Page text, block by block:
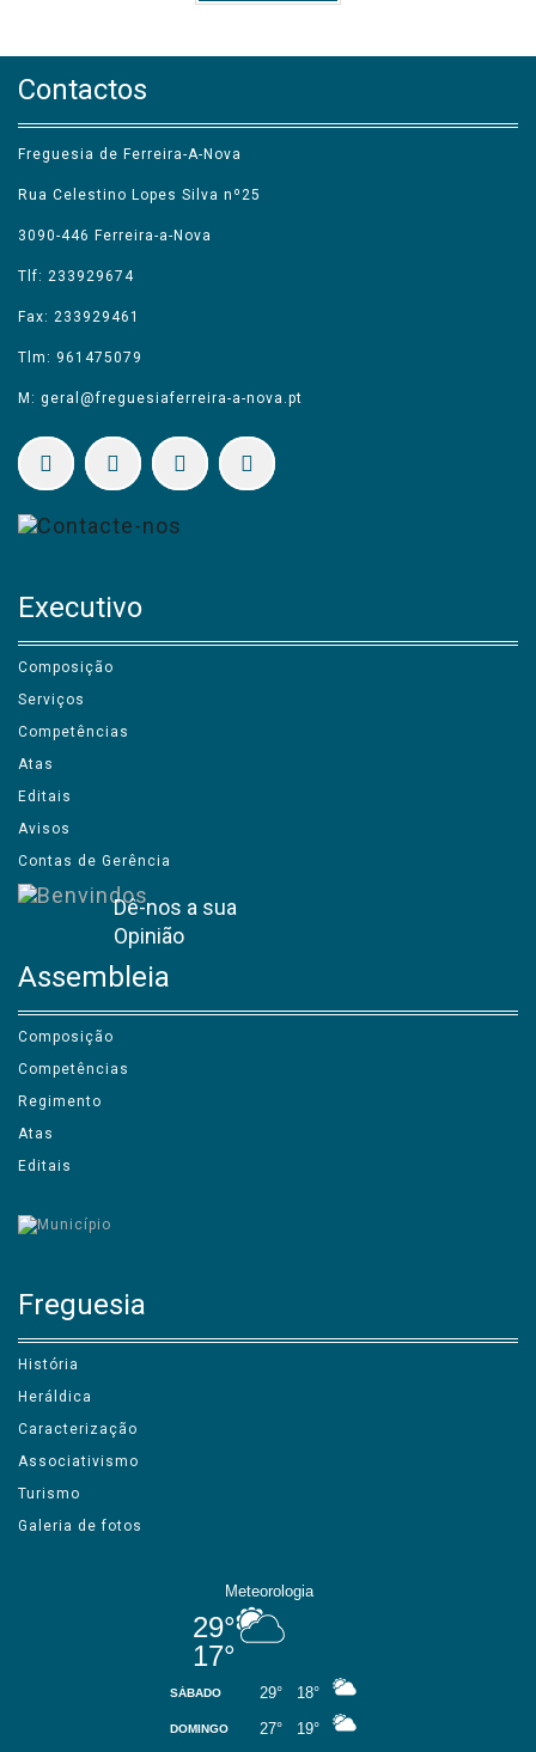
Contactos
Freguesia de Ferreira-A-Nova
Rua Celestino Lopes Silva nº25
3090-446 Ferreira-a-Nova
Tlf: 233929674
Fax: 233929461
Tlm: 961475079
M: geral@freguesiaferreira-a-nova.pt
Executivo
Composição
Serviços
Competências
Atas
Editais
Avisos
Contas de Gerência
Dê-nos a sua
Opinião
Assembleia
Composição
Competências
Regimento
Atas
Editais
Freguesia
História
Heráldica
Caracterização
Associativismo
Turismo
Galeria de fotos